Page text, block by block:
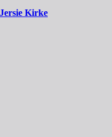
Kirke